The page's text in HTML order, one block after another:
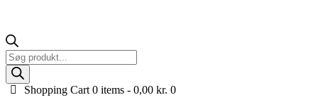
Products
search
Shopping Cart 0 items -0,00kr. 0